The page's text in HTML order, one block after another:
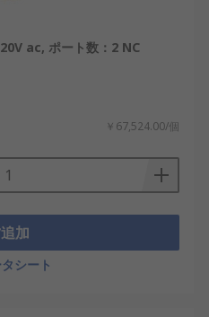
ac, ポート数：2 NC
￥67,524.00/個
追加
シート